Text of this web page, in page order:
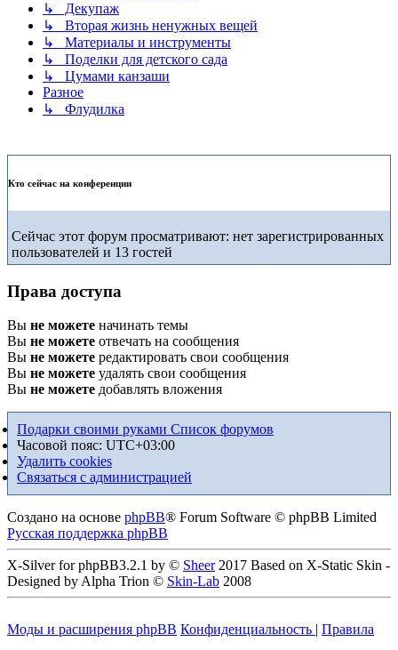
↳ Декупаж
↳ Вторая жизнь ненужных вещей
↳ Материалы и инструменты
↳ Поделки для детского сада
↳ Цумами канзаши
Разное
↳ Флудилка
Кто сейчас на конференции
Сейчас этот форум просматривают: нет зарегистрированных
пользователей и 13 гостей
Права доступа
Вы не можете начинать темы
Вы не можете отвечать на сообщения
Вы не можете редактировать свои сообщения
Вы не можете удалять свои сообщения
Вы не можете добавлять вложения
Подарки своими руками Список форумов
Часовой пояс: UTC+03:00
Удалить cookies
Связаться с администрацией
Создано на основе phpBB® Forum Software © phpBB Limited
Русская поддержка phpBB
X-Silver for phpBB3.2.1 by © Sheer2017 Based on X-Static Skin -
Designed by Alpha Trion © Skin-Lab 2008
Моды и расширения phpBB Конфиденциальность | Правила